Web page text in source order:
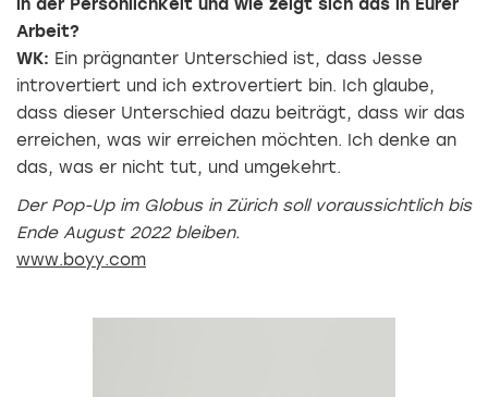
in der Persönlichkeit und wie zeigt sich das in Eurer
Arbeit?
WK: Ein prägnanter Unterschied ist, dass Jesse
introvertiert und ich extrovertiert bin. Ich glaube,
dass dieser Unterschied dazu beiträgt, dass wir das
erreichen, was wir erreichen möchten. Ich denke an
das, was er nicht tut, und umgekehrt.
Der Pop-Up im Globus in Zürich soll voraussichtlich bis
Ende August 2022 bleiben.
www.boyy.com